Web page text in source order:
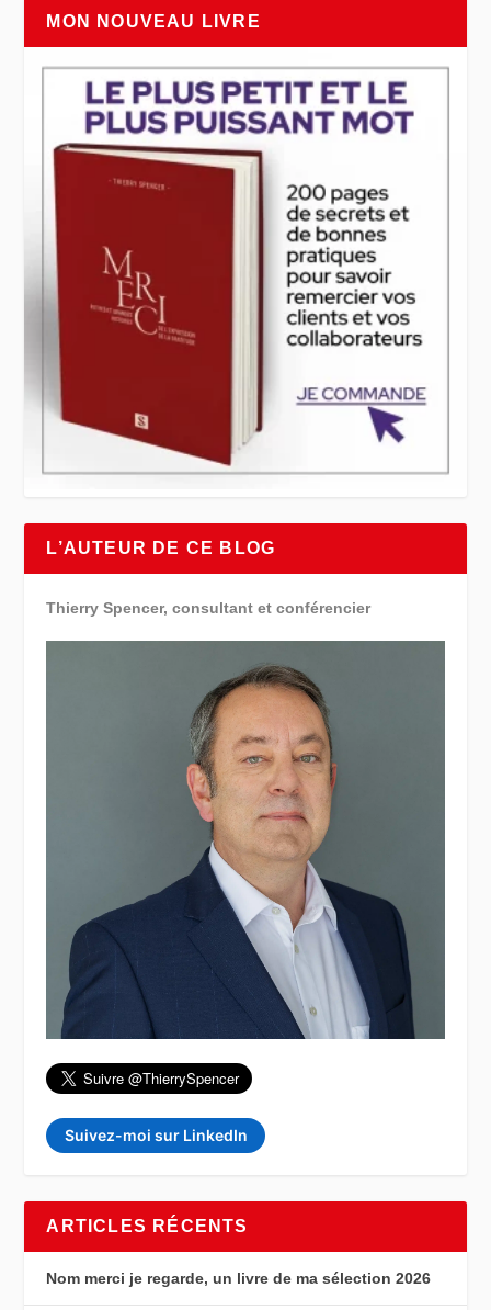
MON NOUVEAU LIVRE
L’AUTEUR DE CE BLOG
Thierry Spencer, consultant et conférencier
Suivez-moi sur LinkedIn
ARTICLES RÉCENTS
Nom merci je regarde, un livre de ma sélection 2026